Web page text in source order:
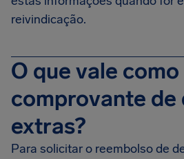
reivindicação.
O que vale como
comprovante de
extras?
Para solicitar o reembolso de